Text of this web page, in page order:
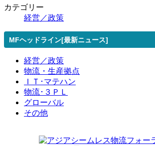
カテゴリー
経営／政策
MFヘッドライン[最新ニュース]
経営／政策
物流・生産拠点
ＩＴ･マテハン
物流･３ＰＬ
グローバル
その他